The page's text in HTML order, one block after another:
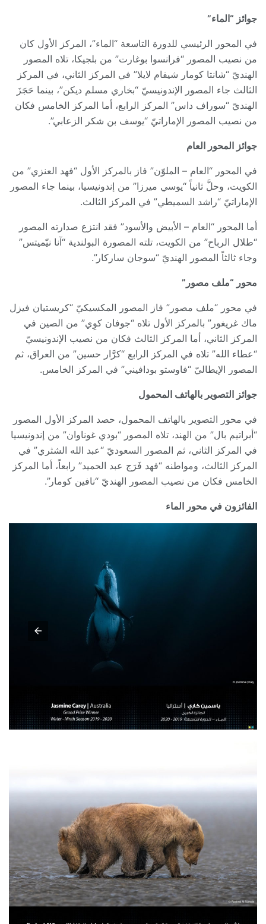
جوائز “الماء”
في المحور الرئيسي للدورة التاسعة “الماء”، المركز الأول كان
من نصيب المصور “فرانسوا بوغارت” من بلجيكا، تلاه المصور
الهنديّ “شانتا كومار شيفام لايلا” في المركز الثاني، في المركز
الثالث جاء المصور الإندونيسيّ “بخاري مسلم ديكن”، بينما حَجَزَ
الهنديّ “سوراف داس” المركز الرابع، أما المركز الخامس فكان
من نصيب المصور الإماراتيّ “يوسف بن شكر الزعابي”.
جوائز المحور العام
في المحور “العام – الملوّن” فاز بالمركز الأول “فهد العنزي” من
الكويت، وحلَّ ثانياً “يوسي ميرزا” من إندونيسيا، بينما جاء المصور
الإماراتيّ “راشد السميطي” في المركز الثالث.
أما المحور “العام – الأبيض والأسود” فقد انتزع صدارته المصور
“طلال الرباح” من الكويت، تلته المصورة البولندية “آنا نيّميتس”
وجاء ثالثاً المصور الهنديّ “سوجان ساركار”.
محور “ملف مصور”
في محور “ملف مصور” فاز المصور المكسيكيّ “كريستيان فيزل
ماك غريغور” بالمركز الأول تلاه “جوفان كوِي” من الصين في
المركز الثاني، أما المركز الثالث فكان من نصيب الإندونيسيّ
“عطاء الله” تلاه في المركز الرابع “كرَّار حسين” من العراق، ثم
المصور الإيطاليّ “فاوستو بودافيني” في المركز الخامس.
جوائز التصوير بالهاتف المحمول
في محور التصوير بالهاتف المحمول، حصد المركز الأول المصور
“أبراتيم بال” من الهند، تلاه المصور “بودي غوناوان” من إندونيسيا
في المركز الثاني، ثم المصور السعوديّ “عبد الله الشثري” في
المركز الثالث، ومواطنه “فهد فَرَج عبد الحميد” رابعاً، أما المركز
الخامس فكان من نصيب المصور الهنديّ “نافين كومار”.
الفائزون في محور الماء